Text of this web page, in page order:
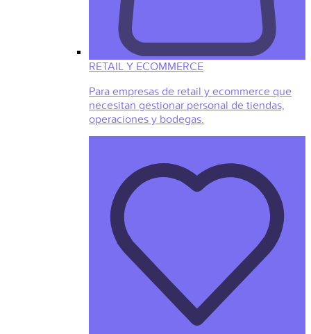
RETAIL Y ECOMMERCE
Para empresas de retail y ecommerce que
necesitan gestionar personal de tiendas,
operaciones y bodegas.